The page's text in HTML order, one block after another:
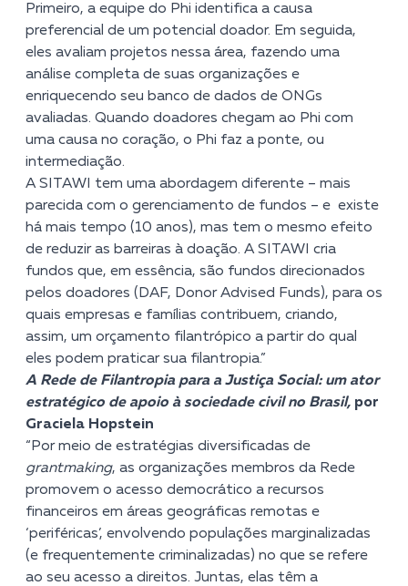
Primeiro, a equipe do Phi identifica a causa
preferencial de um potencial doador. Em seguida,
eles avaliam projetos nessa área, fazendo uma
análise completa de suas organizações e
enriquecendo seu banco de dados de ONGs
avaliadas. Quando doadores chegam ao Phi com
uma causa no coração, o Phi faz a ponte, ou
intermediação.
A SITAWI tem uma abordagem diferente – mais
parecida com o gerenciamento de fundos – e existe
há mais tempo (10 anos), mas tem o mesmo efeito
de reduzir as barreiras à doação. A SITAWI cria
fundos que, em essência, são fundos direcionados
pelos doadores (DAF, Donor Advised Funds), para os
quais empresas e famílias contribuem, criando,
assim, um orçamento filantrópico a partir do qual
eles podem praticar sua filantropia.”
A Rede de Filantropia para a Justiça Social: um ator
estratégico de apoio à sociedade civil no Brasil, por
Graciela Hopstein
“Por meio de estratégias diversificadas de
grantmaking, as organizações membros da Rede
promovem o acesso democrático a recursos
financeiros em áreas geográficas remotas e
‘periféricas’, envolvendo populações marginalizadas
(e frequentemente criminalizadas) no que se refere
ao seu acesso a direitos. Juntas, elas têm a